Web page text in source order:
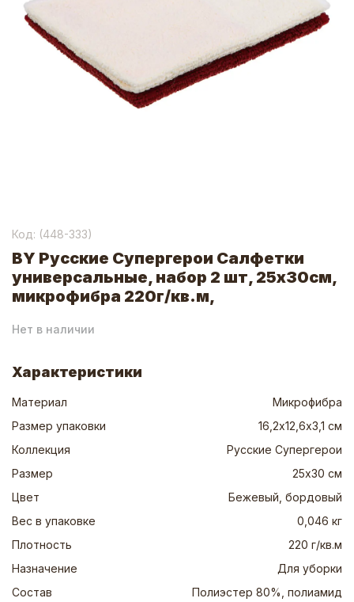
Код: (448-333)
BY Русские Супергерои Салфетки
универсальные, набор 2 шт, 25х30см,
микрофибра 220г/кв.м,
Нет в наличии
Характеристики
Материал
Микрофибра
Размер упаковки
16,2х12,6х3,1 см
Коллекция
Русские Супергерои
Размер
25х30 см
Цвет
Бежевый, бордовый
Вес в упаковке
0,046 кг
Плотность
220 г/кв.м
Назначение
Для уборки
Состав
Полиэстер 80%, полиамид